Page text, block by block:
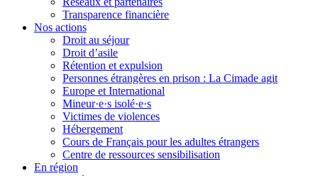
Transparence financière
Nos actions
Droit au séjour
Droit d’asile
Rétention et expulsion
Personnes étrangères en prison : La Cimade agit
Europe et International
Mineur·e·s isolé·e·s
Victimes de violences
Hébergement
Cours de Français pour les adultes étrangers
Centre de ressources sensibilisation
En région